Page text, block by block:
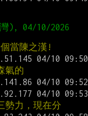
), 04/10/2026
當陳之漢!
氣的
勢力，現在分